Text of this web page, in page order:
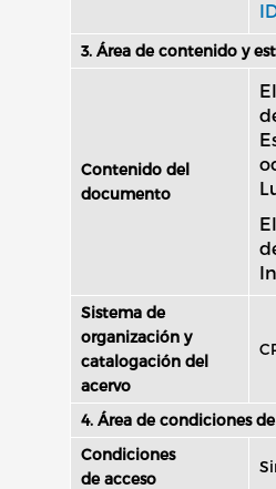
3. Área de contenido y
Contenido del
documento
Sistema de
organización y
catalogación del
acervo
4. Área de condiciones
Condiciones
de acceso